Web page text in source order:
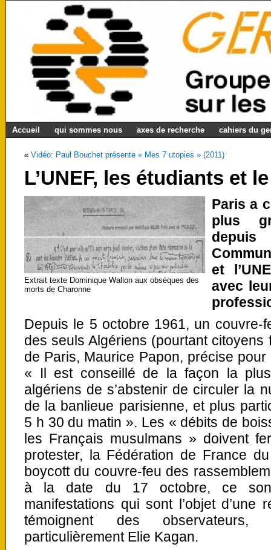
Accueil qui sommes nous axes de recherche cahiers du
« Vidéo: Paul Bouchet présente « Mes 7 utopies » (2011)
L’UNEF, les étudiants et
Extrait texte Dominique Wallon aux obsèques des
morts de Charonne
Paris a
plus
et
avec
Depuis le 5 octobre 1961, un couvre-
des seuls Algériens (pourtant
de Paris, Maurice Papon, précise
« Il est conseillé de la façon la
algériens de s’abstenir de circuler la
de la banlieue parisienne, et plus
5 h 30 du matin ». Les « débits de
les Français musulmans » doivent
protester, la Fédération de France
boycott du couvre-feu des
à la date du 17 octobre, ce
manifestations qui sont l’objet d’une
témoignent des
particulièrement Elie Kagan.